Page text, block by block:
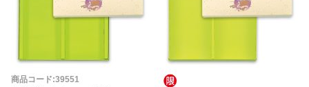
商品コード:39551